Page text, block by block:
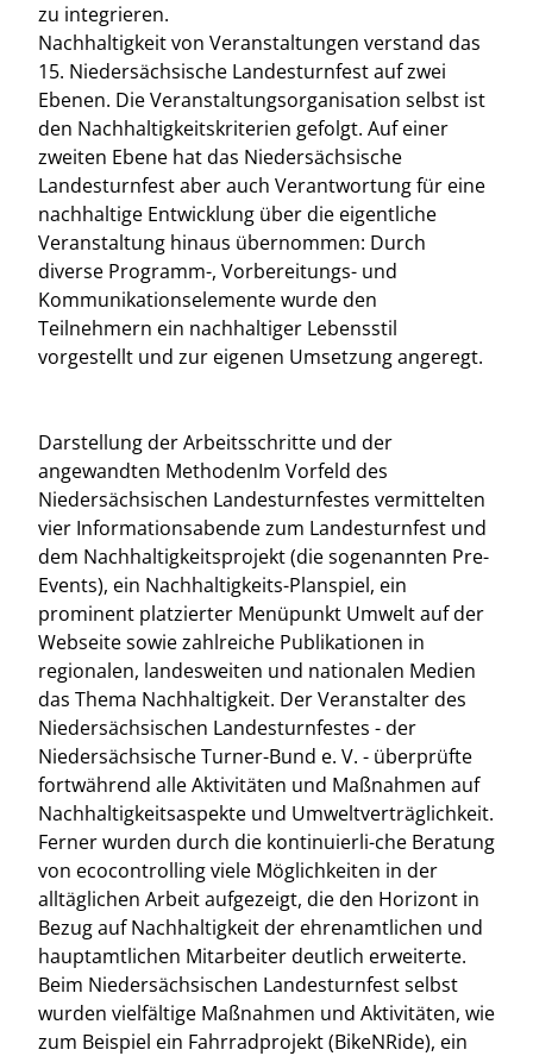
zu integrieren.
Nachhaltigkeit von Veranstaltungen verstand das
15. Niedersächsische Landesturnfest auf zwei
Ebenen. Die Veranstaltungsorganisation selbst ist
den Nachhaltigkeitskriterien gefolgt. Auf einer
zweiten Ebene hat das Niedersächsische
Landesturnfest aber auch Verantwortung für eine
nachhaltige Entwicklung über die eigentliche
Veranstaltung hinaus übernommen: Durch
diverse Programm-, Vorbereitungs- und
Kommunikationselemente wurde den
Teilnehmern ein nachhaltiger Lebensstil
vorgestellt und zur eigenen Umsetzung angeregt.
Darstellung der Arbeitsschritte und der
angewandten MethodenIm Vorfeld des
Niedersächsischen Landesturnfestes vermittelten
vier Informationsabende zum Landesturnfest und
dem Nachhaltigkeitsprojekt (die sogenannten Pre-
Events), ein Nachhaltigkeits-Planspiel, ein
prominent platzierter Menüpunkt Umwelt auf der
Webseite sowie zahlreiche Publikationen in
regionalen, landesweiten und nationalen Medien
das Thema Nachhaltigkeit. Der Veranstalter des
Niedersächsischen Landesturnfestes - der
Niedersächsische Turner-Bund e. V. - überprüfte
fortwährend alle Aktivitäten und Maßnahmen auf
Nachhaltigkeitsaspekte und Umweltverträglichkeit.
Ferner wurden durch die kontinuierli-che Beratung
von ecocontrolling viele Möglichkeiten in der
alltäglichen Arbeit aufgezeigt, die den Horizont in
Bezug auf Nachhaltigkeit der ehrenamtlichen und
hauptamtlichen Mitarbeiter deutlich erweiterte.
Beim Niedersächsischen Landesturnfest selbst
wurden vielfältige Maßnahmen und Aktivitäten, wie
zum Beispiel ein Fahrradprojekt (BikeNRide), ein